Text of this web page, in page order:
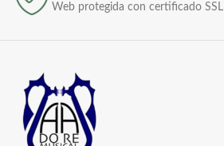
Web protegida con certificado SSL